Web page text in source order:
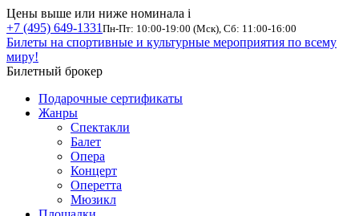
Цены выше или ниже номинала i
+7 (495) 649-1331 Пн-Пт: 10:00-19:00 (Мск), Сб: 11:00-16:00
Билеты на спортивные и культурные мероприятия по всему
миру!
Билетный брокер
Подарочные сертификаты
Жанры
Спектакли
Балет
Опера
Концерт
Оперетта
Мюзикл